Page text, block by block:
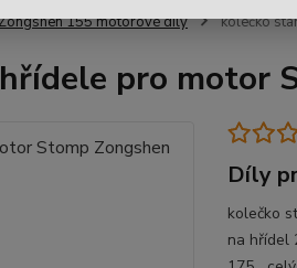
155 motorové díly kolečko
pro motor
Díly
kolečko
na hřídel